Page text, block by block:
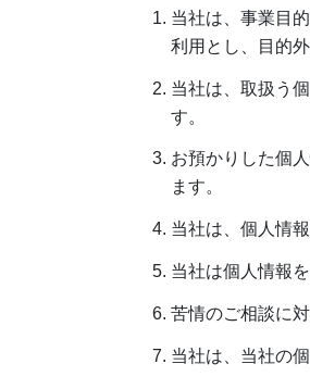
当社は、事業目
利用とし、目的
当社は、取扱う
す。
お預かりした個
ます。
当社は、個人情
当社は個人情報
苦情のご相談に
当社は、当社の